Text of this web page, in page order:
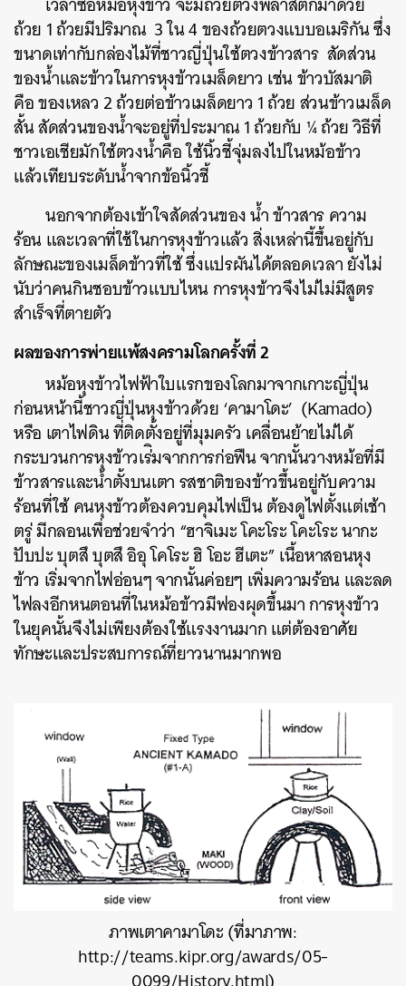
ถ้วย 1 ถ้วยมีปริมาณ 3 ใน 4 ของถ้วยตวงแบบอเมริกัน ซึ่ง
ขนาดเท่ากับกล่องไม้ที่ชาวญี่ปุ่นใช้ตวงข้าวสาร สัดส่วน
ของน้ำและข้าวในการหุงข้าวเมล็ดยาว เช่น ข้าวบัสมาติ
คือ ของเหลว 2 ถ้วยต่อข้าวเมล็ดยาว 1 ถ้วย ส่วนข้าวเมล็ด
สั้น สัดส่วนของน้ำจะอยู่ที่ประมาณ 1 ถ้วยกับ ¼ ถ้วย วิธีที่
ชาวเอเชียมักใช้ตวงน้ำคือ ใช้นิ้วชี้จุ่มลงไปในหม้อข้าว
แล้วเทียบระดับน้ำจากข้อนิ้วชี้
นอกจากต้องเข้าใจสัดส่วนของ น้ำ ข้าวสาร ความ
ร้อน และเวลาที่ใช้ในการหุงข้าวแล้ว สิ่งเหล่านี้ขึ้นอยู่กับ
ลักษณะของเมล็ดข้าวที่ใช้ ซึ่งแปรผันได้ตลอดเวลา ยังไม่
นับว่าคนกินชอบข้าวแบบไหน การหุงข้าวจึงไม่ไม่มีสูตร
สำเร็จที่ตายตัว
ผลของการพ่ายแพ้สงครามโลกครั้งที่ 2
หม้อหุงข้าวไฟฟ้าใบแรกของโลกมาจากเกาะญี่ปุ่น
ก่อนหน้านี้ชาวญี่ปุ่นหุงข้าวด้วย ‘คามาโดะ’ (Kamado)
หรือ เตาไฟดิน ที่ติดตั้งอยู่ที่มุมครัว เคลื่อนย้ายไม่ได้
กระบวนการหุงข้าวเร่ิมจากการก่อฟืน จากนั้นวางหม้อที่มี
ข้าวสารและน้ำตั้งบนเตา รสชาติของข้าวขึ้นอยู่กับความ
ร้อนที่ใช้ คนหุงข้าวต้องควบคุมไฟเป็น ต้องดูไฟตั้งแต่เช้า
ตรู่ มีกลอนเพื่อช่วยจำว่า “ฮาจิเมะ โคะโระ โคะโระ นากะ
ปับปะ บุตสึ บุตสึ อิอุ โคโระ ฮิ โอะ ฮีเตะ” เนื้อหาสอนหุง
ข้าว เริ่มจากไฟอ่อนๆ จากนั้นค่อยๆ เพิ่มความร้อน และลด
ไฟลงอีกหนตอนที่ในหม้อข้าวมีฟองผุดขึ้นมา การหุงข้าว
ในยุคนั้นจึงไม่เพียงต้องใช้แรงงานมาก แต่ต้องอาศัย
ทักษะและประสบการณ์ที่ยาวนานมากพอ
ภาพเตาคามาโดะ (ที่มาภาพ:
http://teams.kipr.org/awards/05-